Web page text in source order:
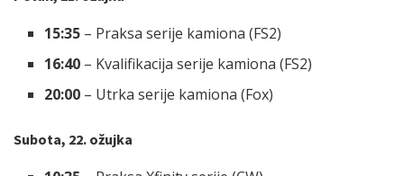
15:35 – Praksa serije kamiona (FS2)
16:40 – Kvalifikacija serije kamiona (FS2)
20:00 – Utrka serije kamiona (Fox)
Subota, 22. ožujka